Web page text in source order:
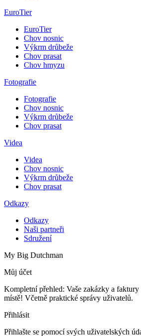
EuroTier
EuroTier
Chov nosnic
Výkrm drůbeže
Chov prasat
Chov hmyzu
Fotografie
Fotografie
Chov nosnic
Výkrm drůbeže
Chov prasat
Videa
Videa
Chov nosnic
Výkrm drůbeže
Chov prasat
Odkazy
Odkazy
Naši partneři
Sdružení
My Big Dutchman
Můj účet
Kompletní přehled: Vaše zakázky a faktury
místě! Včetně praktické správy uživatelů.
Přihlásit
Přihlašte se pomocí svých uživatelských